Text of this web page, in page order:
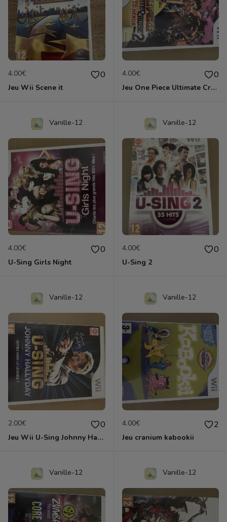
4.00€ 0
Jeu Wii Scene it
4.00€ 0
Jeu One Piece Ultimate Cruise 2
Vanille-12
4.00€ 0
U-Sing Girls Night
Vanille-12
4.00€ 0
U-Sing 2
Vanille-12
2.00€ 0
Jeu Wii U-Sing Johnny Hallyday
Vanille-12
4.00€ 2
Jeu cranium kabookii
Vanille-12 Vanille-12